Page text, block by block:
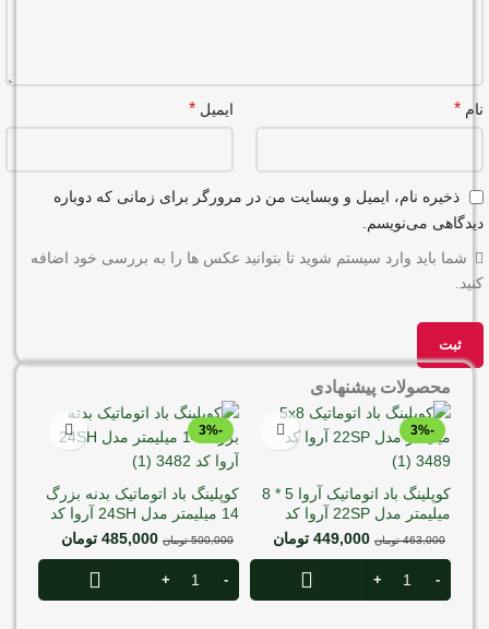
نام * ایمیل *
ذخیره نام، ایمیل و وبسایت من در مرورگر برای زمانی که دوباره
دیدگاهی می‌نویسم.
شما باید وارد سیستم شوید تا بتوانید عکس ها را به بررسی خود اضافه
کنید.
محصولات پیشنهادی
-3%
کوپلینگ باد اتوماتیک آروا 5 * 8
میلیمتر مدل 22SP آروا کد
3489
463,000 تومان 449,000 تومان
-3%
کوپلینگ باد اتوماتیک بدنه بزرگ
14 میلیمتر مدل 24SH آروا کد
3482
500,000 تومان 485,000 تومان